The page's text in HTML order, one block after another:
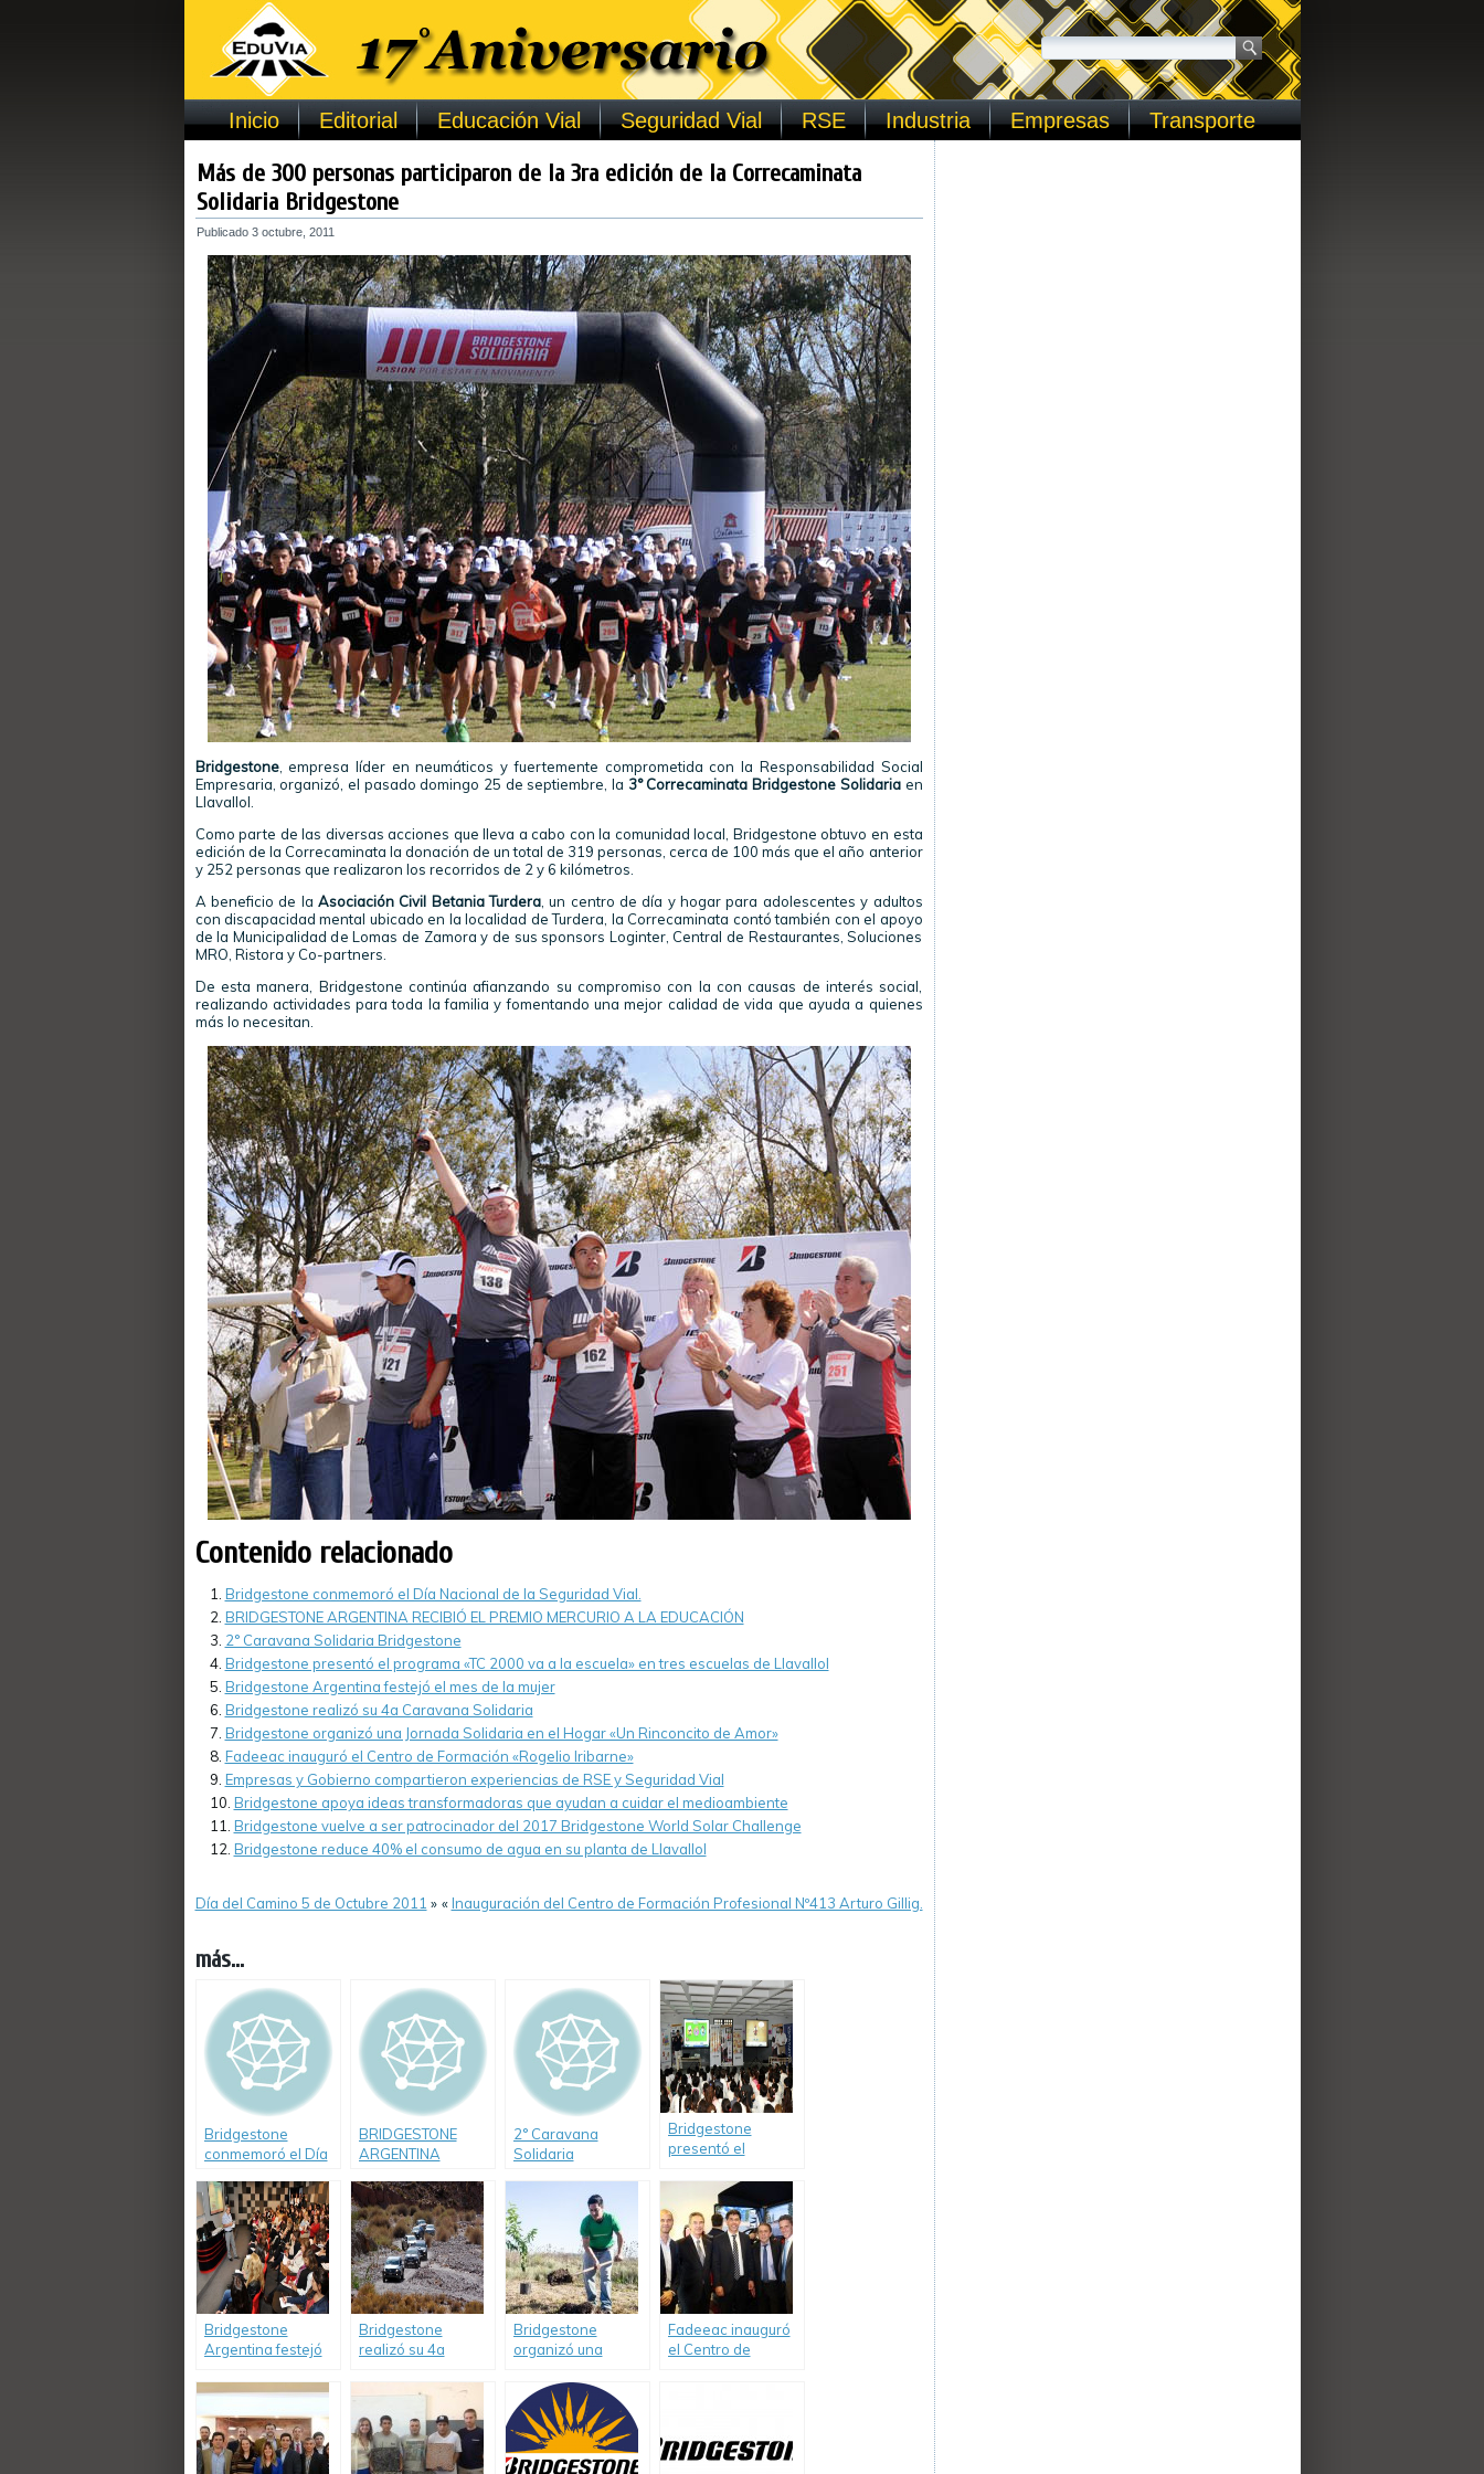
Inicio Editorial Educación Vial Seguridad Vial RSE Industria Empresas Transporte
Más de 300 personas participaron de la 3ra edición de la Correcaminata
Solidaria Bridgestone
Publicado 3 octubre, 2011
Bridgestone, empresa líder en neumáticos y fuertemente comprometida con la Responsabilidad Social
Empresaria, organizó, el pasado domingo 25 de septiembre, la 3° Correcaminata Bridgestone Solidariaen
Llavallol.
Como parte de las diversas acciones que lleva a cabo con la comunidad local, Bridgestone obtuvo en esta
edición de la Correcaminata la donación de un total de 319 personas, cerca de 100 más que el año anterior
y 252 personas que realizaron los recorridos de 2 y 6 kilómetros.
A beneficio de la Asociación Civil Betania Turdera, un centro de día y hogar para adolescentes y adultos
con discapacidad mental ubicado en la localidad de Turdera, la Correcaminata contó también con el apoyo
de la Municipalidad de Lomas de Zamora y de sus sponsors Loginter, Central de Restaurantes, Soluciones
MRO, Ristora y Co-partners.
De esta manera, Bridgestone continúa afianzando su compromiso con la con causas de interés social,
realizando actividades para toda la familia y fomentando una mejor calidad de vida que ayuda a quienes
más lo necesitan.
Contenido relacionado
Bridgestone conmemoró el Día Nacional de la Seguridad Vial.
BRIDGESTONE ARGENTINA RECIBIÓ EL PREMIO MERCURIO A LA EDUCACIÓN
2° Caravana Solidaria Bridgestone
Bridgestone presentó el programa «TC 2000 va a la escuela» en tres escuelas de Llavallol
Bridgestone Argentina festejó el mes de la mujer
Bridgestone realizó su 4a Caravana Solidaria
Bridgestone organizó una Jornada Solidaria en el Hogar «Un Rinconcito de Amor»
Fadeeac inauguró el Centro de Formación «Rogelio Iribarne»
Empresas y Gobierno compartieron experiencias de RSE y Seguridad Vial
Bridgestone apoya ideas transformadoras que ayudan a cuidar el medioambiente
Bridgestone vuelve a ser patrocinador del 2017 Bridgestone World Solar Challenge
Bridgestone reduce 40% el consumo de agua en su planta de Llavallol
Día del Camino 5 de Octubre 2011 » «Inauguración del Centro de Formación Profesional Nº413 Arturo Gillig.
más...
Bridgestone
conmemoró el Día
Seguridad Vial.
BRIDGESTONE
ARGENTINA
MERCURIO A LA
EDUCACIÓN
2° Caravana
Solidaria
Bridgestone
presentó el
va a la escuela» en
tres escuelas de
Llavallol
Bridgestone
Argentina festejó
Bridgestone
realizó su 4a
Bridgestone
organizó una
en el Hogar «Un
Rinconcito de
Amor»
Fadeeac inauguró
el Centro de